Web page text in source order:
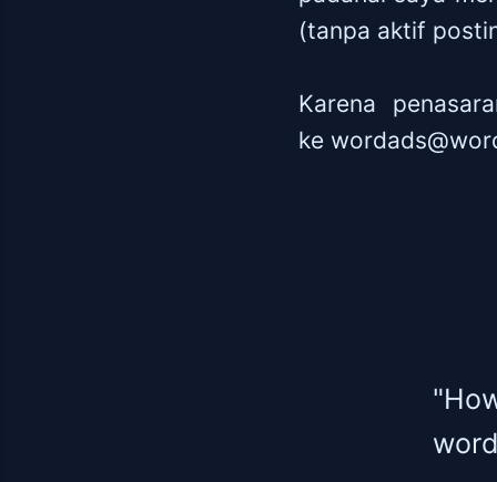
(tanpa aktif
Karena
ke